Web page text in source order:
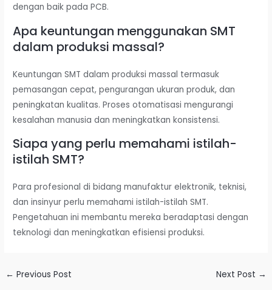
dengan baik pada PCB.
Apa keuntungan menggunakan SMT
dalam produksi massal?
Keuntungan SMT dalam produksi massal termasuk
pemasangan cepat, pengurangan ukuran produk, dan
peningkatan kualitas. Proses otomatisasi mengurangi
kesalahan manusia dan meningkatkan konsistensi.
Siapa yang perlu memahami istilah-
istilah SMT?
Para profesional di bidang manufaktur elektronik, teknisi,
dan insinyur perlu memahami istilah-istilah SMT.
Pengetahuan ini membantu mereka beradaptasi dengan
teknologi dan meningkatkan efisiensi produksi.
← Previous Post Next Post →